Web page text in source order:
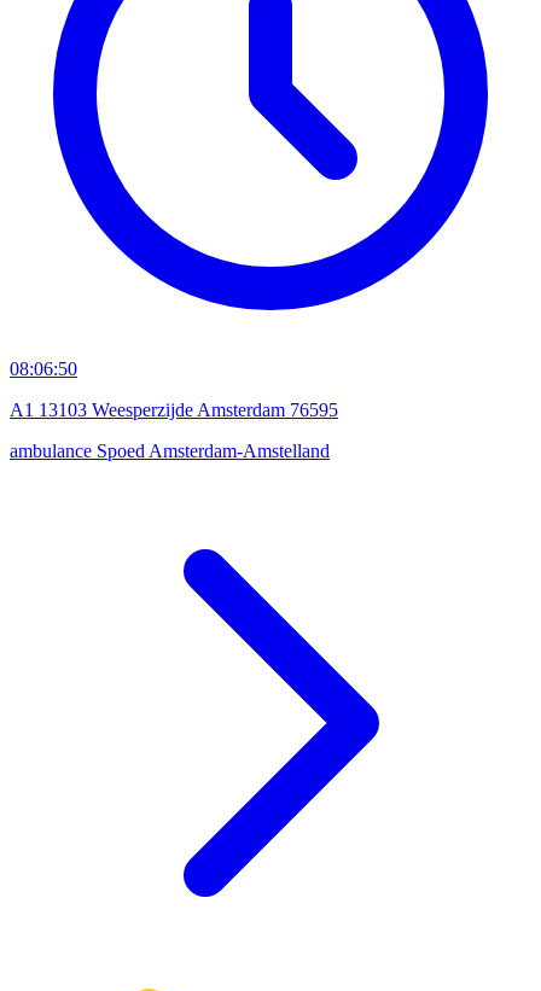
08:06:50
A1 13103 Weesperzijde Amsterdam 76595
ambulance Spoed Amsterdam-Amstelland